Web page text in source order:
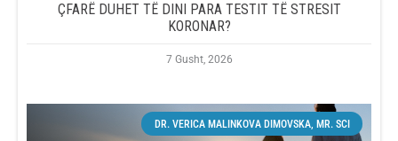
ÇFARË DUHET TË DINI PARA TESTIT TË STRESIT
KORONAR?
7 Gusht, 2026
DR. VERICA MALINKOVA DIMOVSKA, MR. SCI